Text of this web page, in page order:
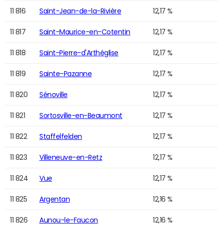
11 816 Saint-Jean-de-la-Rivière 12,17 %
11 817 Saint-Maurice-en-Cotentin 12,17 %
11 818 Saint-Pierre-d'Arthéglise 12,17 %
11 819 Sainte-Pazanne 12,17 %
11 820 Sénoville 12,17 %
11 821 Sortosville-en-Beaumont 12,17 %
11 822 Staffelfelden 12,17 %
11 823 Villeneuve-en-Retz 12,17 %
11 824 Vue 12,17 %
11 825 Argentan 12,16 %
11 826 Aunou-le-Faucon 12,16 %